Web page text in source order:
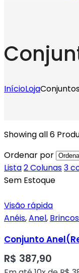
InícioLoja
Showing all 6
Ordenar por
Lista2 Colunas3
Sem Estoque
Visão rápida
Anéis,Anel, Brincos
R$ 387,90